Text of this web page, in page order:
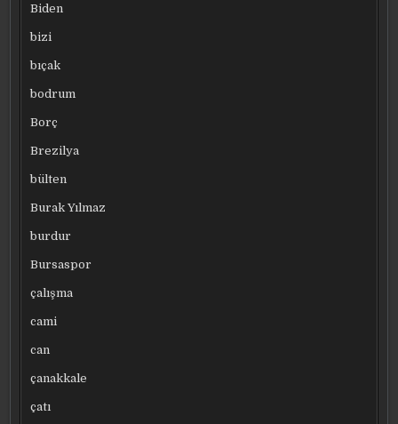
Biden
bizi
bıçak
bodrum
Borç
Brezilya
bülten
Burak Yılmaz
burdur
Bursaspor
çalışma
cami
can
çanakkale
çatı